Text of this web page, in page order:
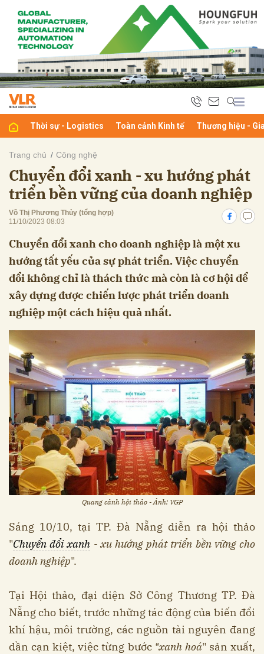
Thời sự - Logistics Toàn cảnh Kinh tế Thương hiệu -
Trang chủ Công nghệ
Chuyển đổi xanh - xu hướng phát
triển bền vững của doanh nghiệp
Võ Thị Phương Thủy (tổng hợp)
11/10/2023 08:03
Chuyển đổi xanh cho doanh nghiệp là một xu
hướng tất yếu của sự phát triển. Việc chuyển
đổi không chỉ là thách thức mà còn là cơ hội để
xây dựng được chiến lược phát triển doanh
nghiệp một cách hiệu quả nhất.
Quang cảnh hội thảo - Ảnh: VGP
Sáng 10/10, tại TP. Đà Nẵng diễn ra hội thảo
"Chuyển đổi xanh - xu hướng phát triển bền vững cho
doanh nghiệp".
Tại Hội thảo, đại diện Sở Công Thương TP. Đà
Nẵng cho biết, trước những tác động của biến đổi
khí hậu, môi trường, các nguồn tài nguyên đang
dần cạn kiệt, việc từng bước ‟xanh hoá" sản xuất,
luận
Hủy